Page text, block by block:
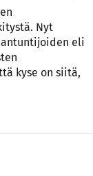
Nyt
eli
kyse on siitä,